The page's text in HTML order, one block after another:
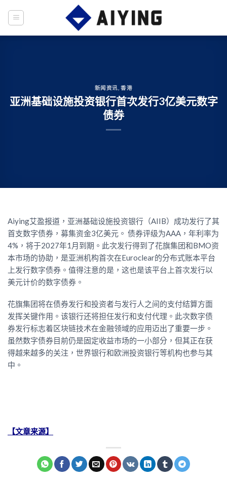
新闻资讯 ,香港
亚洲基础设施投资银行首次发行3亿美元数字
债券
Aiying艾盈报道，亚洲基础设施投资银行（AIIB）成功发行了其
首支数字债券，募集资金3亿美元。 债券评级为AAA，年利率为
4%，将于2027年1月到期。此次发行得到了花旗集团和BMO资
本市场的协助，是亚洲机构首次在Euroclear的分布式账本平台
上发行数字债券。值得注意的是，这也是该平台上首次发行以
美元计价的数字债券。
花旗集团将在债券发行和投资者与发行人之间的支付结算方面
发挥关键作用。该银行还将担任发行和支付代理。此次数字债
券发行标志着区块链技术在金融领域的应用迈出了重要一步。
虽然数字债券目前仍是固定收益市场的一小部分，但其正在获
得越来越多的关注，世界银行和欧洲投资银行等机构也参与其
中。
【文章来源】